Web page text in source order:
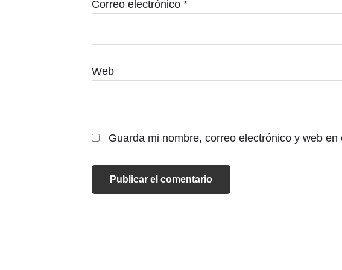
Correo electrónico *
Web
Guarda mi nombre, correo electrónico y web